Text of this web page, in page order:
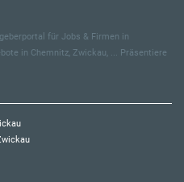
für Jobs & Firmen in
in Chemnitz, Zwickau, ... Präsentiere